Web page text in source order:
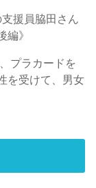
援員脇田さん
編》
プラカードを
を受けて、男女